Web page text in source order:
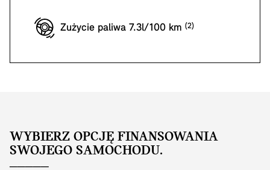
Zużycie paliwa 7.3l/100 km
WYBIERZ OPCJĘ FINANSOWANIA
SWOJEGO SAMOCHODU.